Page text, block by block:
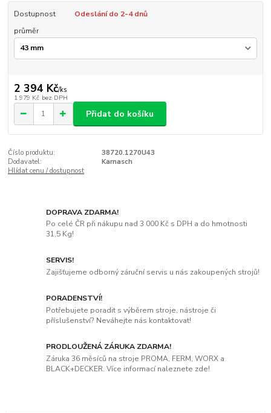
Dostupnost
Odeslání do 2-4 dnů
průměr
2 394 Kč/ks
1 979 Kč bez DPH
Přidat do košíku
Číslo produktu:
38720.1270U43
Dodavatel:
Karnasch
Hlídat cenu / dostupnost
DOPRAVA ZDARMA!
Po celé ČR při nákupu nad 3 000 Kč s DPH a do hmotnosti
31,5 Kg!
SERVIS!
Zajišťujeme odborný záruční servis u nás zakoupených strojů!
PORADENSTVÍ!
Potřebujete poradit s výběrem stroje, nástroje či
příslušenství? Neváhejte nás kontaktovat!
PRODLOUŽENÁ ZÁRUKA ZDARMA!
Záruka 36 měsíců na stroje PROMA, FERM, WORX a
BLACK+DECKER. Více informací naleznete zde!